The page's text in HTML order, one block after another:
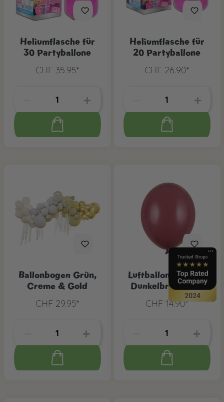
Heliumflasche für
30 Partyballone
CHF 35.95*
Heliumflasche für
20 Partyballone
CHF 26.90*
Ballonbogen Grün,
Creme & Gold
CHF 29.95*
Luftballons Strong
Dunkelbraun, 100
Stk.
CHF 14.90*